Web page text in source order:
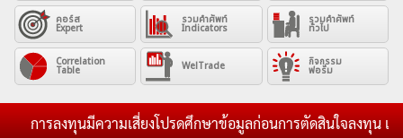
Articles
VPS Register
คอร์ส
Expert
รวมคำศัพท์
Indicators
รวมคำศัพท์
ทั่วไป
Correlation
Table WelTrade กิจกรรม
ฟอรั่ม
การลงทุนมีความเสี่ยงโปรดศึกษาข้อมูลก่อนการตัดสินใจลงทุน และไ